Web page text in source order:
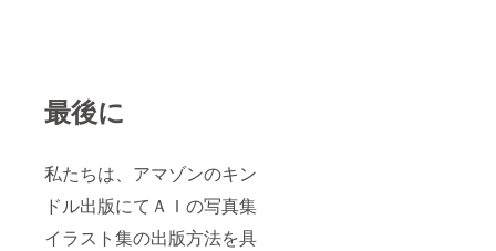
最後に
私たちは、アマゾンのキン
ドル出版にてＡＩの写真集
イラスト集の出版方法を具